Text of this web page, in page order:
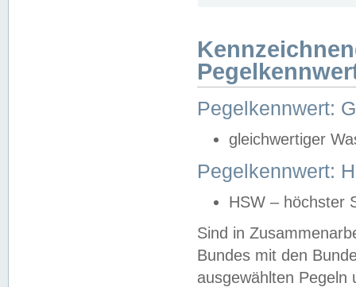
Pegelkennwert:
gleichwertiger
Pegelkennwert:
HSW – höchster
Sind in
Bundes mit den
ausgewählten